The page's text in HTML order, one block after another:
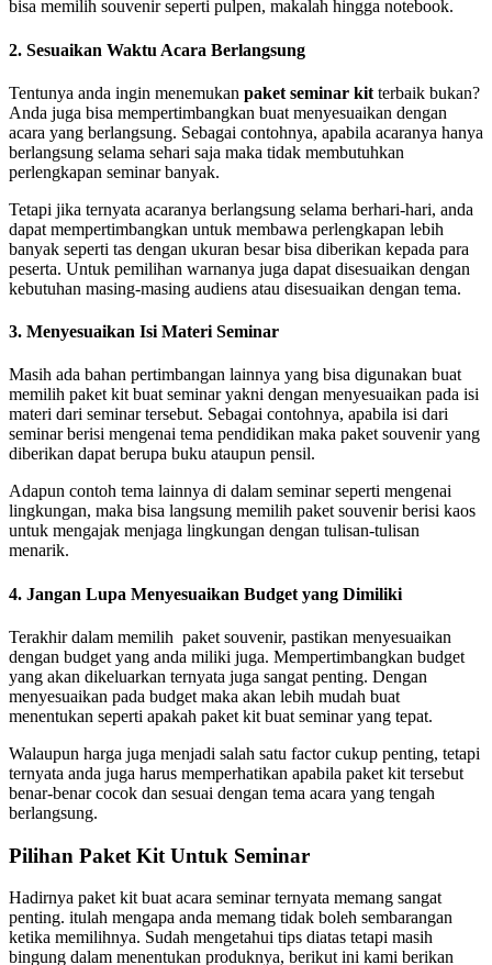
bisa memilih souvenir seperti pulpen, makalah hingga notebook.
2. Sesuaikan Waktu Acara Berlangsung
Tentunya anda ingin menemukan paket seminar kit terbaik bukan?
Anda juga bisa mempertimbangkan buat menyesuaikan dengan
acara yang berlangsung. Sebagai contohnya, apabila acaranya hanya
berlangsung selama sehari saja maka tidak membutuhkan
perlengkapan seminar banyak.
Tetapi jika ternyata acaranya berlangsung selama berhari-hari, anda
dapat mempertimbangkan untuk membawa perlengkapan lebih
banyak seperti tas dengan ukuran besar bisa diberikan kepada para
peserta. Untuk pemilihan warnanya juga dapat disesuaikan dengan
kebutuhan masing-masing audiens atau disesuaikan dengan tema.
3. Menyesuaikan Isi Materi Seminar
Masih ada bahan pertimbangan lainnya yang bisa digunakan buat
memilih paket kit buat seminar yakni dengan menyesuaikan pada isi
materi dari seminar tersebut. Sebagai contohnya, apabila isi dari
seminar berisi mengenai tema pendidikan maka paket souvenir yang
diberikan dapat berupa buku ataupun pensil.
Adapun contoh tema lainnya di dalam seminar seperti mengenai
lingkungan, maka bisa langsung memilih paket souvenir berisi kaos
untuk mengajak menjaga lingkungan dengan tulisan-tulisan
menarik.
4. Jangan Lupa Menyesuaikan Budget yang Dimiliki
Terakhir dalam memilih paket souvenir, pastikan menyesuaikan
dengan budget yang anda miliki juga. Mempertimbangkan budget
yang akan dikeluarkan ternyata juga sangat penting. Dengan
menyesuaikan pada budget maka akan lebih mudah buat
menentukan seperti apakah paket kit buat seminar yang tepat.
Walaupun harga juga menjadi salah satu factor cukup penting, tetapi
ternyata anda juga harus memperhatikan apabila paket kit tersebut
benar-benar cocok dan sesuai dengan tema acara yang tengah
berlangsung.
Pilihan Paket Kit Untuk Seminar
Hadirnya paket kit buat acara seminar ternyata memang sangat
penting. itulah mengapa anda memang tidak boleh sembarangan
ketika memilihnya. Sudah mengetahui tips diatas tetapi masih
bingung dalam menentukan produknya, berikut ini kami berikan